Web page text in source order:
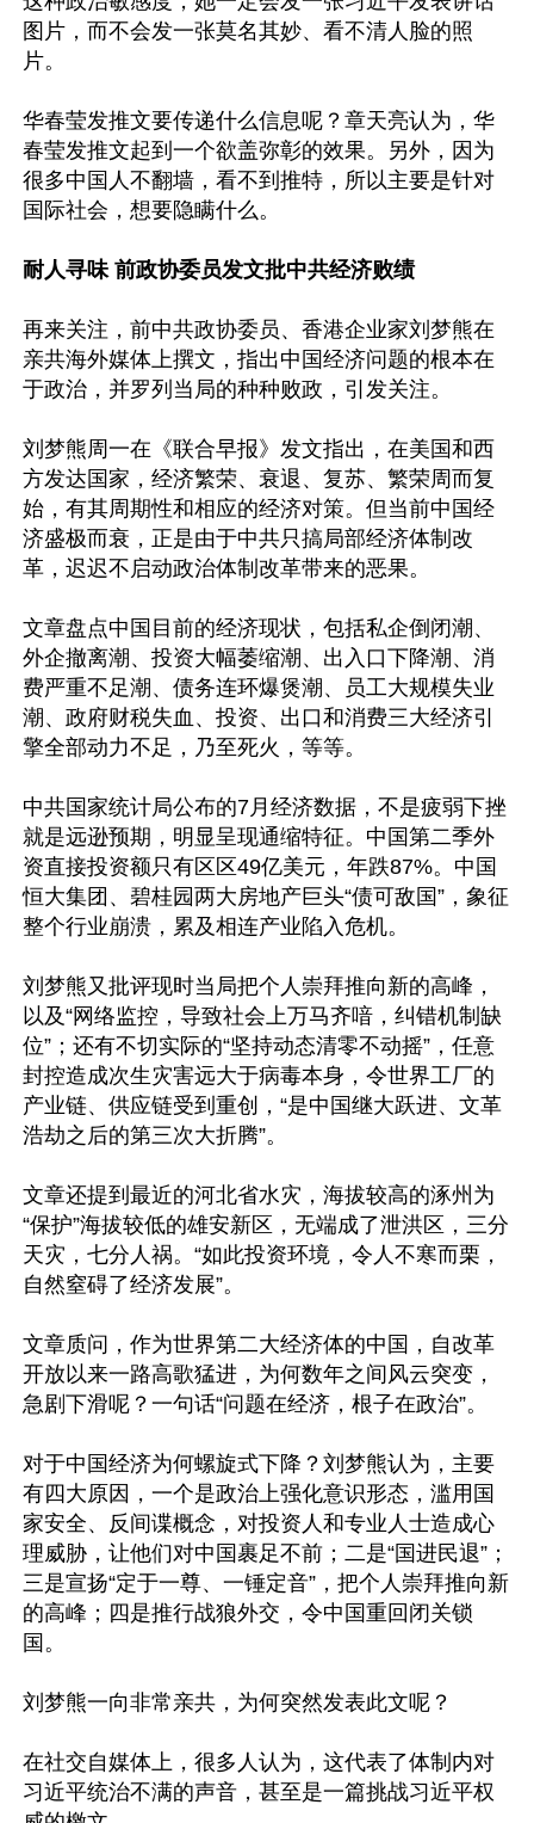
图片，而不会发一张莫名其妙、看不清人脸的照
片。
华春莹发推文要传递什么信息呢？章天亮认为，华
春莹发推文起到一个欲盖弥彰的效果。另外，因为
很多中国人不翻墙，看不到推特，所以主要是针对
国际社会，想要隐瞒什么。
耐人寻味 前政协委员发文批中共经济败绩
再来关注，前中共政协委员、香港企业家刘梦熊在
亲共海外媒体上撰文，指出中国经济问题的根本在
于政治，并罗列当局的种种败政，引发关注。
刘梦熊周一在《联合早报》发文指出，在美国和西
方发达国家，经济繁荣、衰退、复苏、繁荣周而复
始，有其周期性和相应的经济对策。但当前中国经
济盛极而衰，正是由于中共只搞局部经济体制改
革，迟迟不启动政治体制改革带来的恶果。
文章盘点中国目前的经济现状，包括私企倒闭潮、
外企撤离潮、投资大幅萎缩潮、出入口下降潮、消
费严重不足潮、债务连环爆煲潮、员工大规模失业
潮、政府财税失血、投资、出口和消费三大经济引
擎全部动力不足，乃至死火，等等。
中共国家统计局公布的7月经济数据，不是疲弱下挫
就是远逊预期，明显呈现通缩特征。中国第二季外
资直接投资额只有区区49亿美元，年跌87%。中国
恒大集团、碧桂园两大房地产巨头“债可敌国”，象征
整个行业崩溃，累及相连产业陷入危机。
刘梦熊又批评现时当局把个人崇拜推向新的高峰，
以及“网络监控，导致社会上万马齐喑，纠错机制缺
位”；还有不切实际的“坚持动态清零不动摇”，任意
封控造成次生灾害远大于病毒本身，令世界工厂的
产业链、供应链受到重创，“是中国继大跃进、文革
浩劫之后的第三次大折腾”。
文章还提到最近的河北省水灾，海拔较高的涿州为
“保护”海拔较低的雄安新区，无端成了泄洪区，三分
天灾，七分人祸。“如此投资环境，令人不寒而栗，
自然窒碍了经济发展”。
文章质问，作为世界第二大经济体的中国，自改革
开放以来一路高歌猛进，为何数年之间风云突变，
急剧下滑呢？一句话“问题在经济，根子在政治”。
对于中国经济为何螺旋式下降？刘梦熊认为，主要
有四大原因，一个是政治上强化意识形态，滥用国
家安全、反间谍概念，对投资人和专业人士造成心
理威胁，让他们对中国裹足不前；二是“国进民退”；
三是宣扬“定于一尊、一锤定音”，把个人崇拜推向新
的高峰；四是推行战狼外交，令中国重回闭关锁
国。
刘梦熊一向非常亲共，为何突然发表此文呢？
在社交自媒体上，很多人认为，这代表了体制内对
习近平统治不满的声音，甚至是一篇挑战习近平权